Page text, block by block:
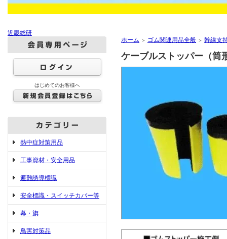
近畿総研
はじめてのお客様へ
熱中症対策用品
工事資材・安全用品
避難誘導標識
安全標識・スイッチカバー等
幕・旗
鳥害対策品
ホーム ＞ ゴム関連用品全般 ＞ 幹線支
ケーブルストッパー（